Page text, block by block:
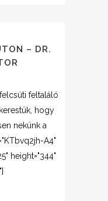
– DR.
feltaláló
hogy
nekünk a
A4"
height="344"